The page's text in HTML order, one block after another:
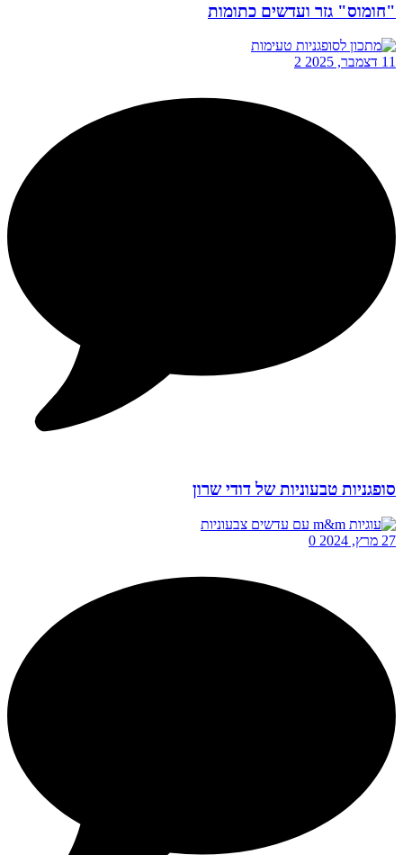
"חומוס" גזר ועדשים כתומות
11 דצמבר, 2025 2
סופגניות טבעוניות של דודי שרון
27 מרץ, 2024 0